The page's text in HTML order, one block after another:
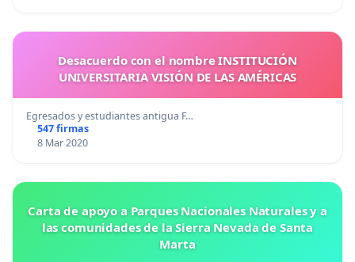
Desacuerdo con el nombre INSTITUCIÓN
UNIVERSITARIA VISIÓN DE LAS AMÉRICAS
Egresados y estudiantes antigua F…
547 firmas
8 Mar 2020
Carta de apoyo a Parques Nacionales Naturales y a
las comunidades de la Sierra Nevada de Santa
Marta